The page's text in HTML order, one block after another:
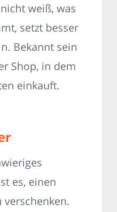
weiß, was
setzt besser
Bekannt sein
Shop, in dem
einkauft.
es, einen
verschenken.